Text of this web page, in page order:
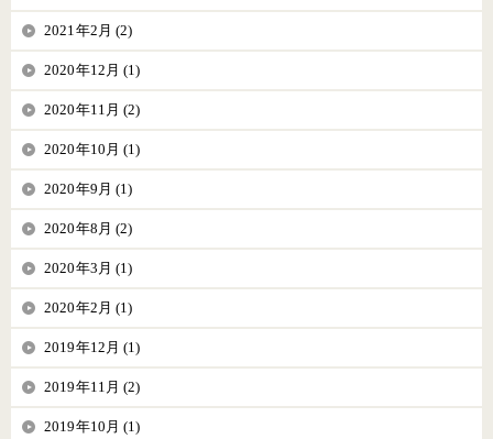
2021年2月 (2)
2020年12月 (1)
2020年11月 (2)
2020年10月 (1)
2020年9月 (1)
2020年8月 (2)
2020年3月 (1)
2020年2月 (1)
2019年12月 (1)
2019年11月 (2)
2019年10月 (1)